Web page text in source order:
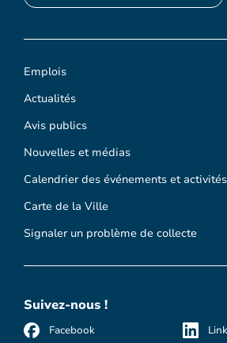
Emplois
Actualités
Avis publics
Nouvelles et médias
Calendrier des événements et activités
Carte de la Ville
Signaler un problème de collecte
Suivez-nous !
Facebook